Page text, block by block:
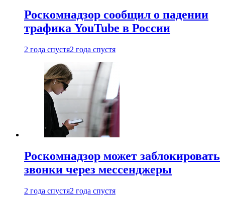
Роскомнадзор сообщил о падении
трафика YouTube в России
2 года спустя2 года спустя
Роскомнадзор может заблокировать
звонки через мессенджеры
2 года спустя2 года спустя